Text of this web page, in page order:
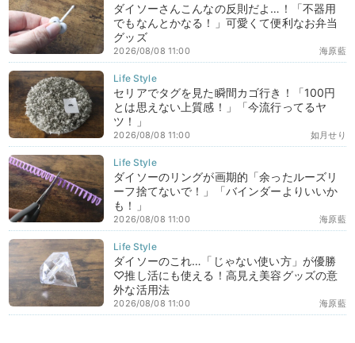
ダイソーさんこんなの反則だよ…！「不器用
でもなんとかなる！」可愛くて便利なお弁当
グッズ
海原藍
2026/08/08 11:00
セリアでタグを見た瞬間カゴ行き！「100円
とは思えない上質感！」「今流行ってるヤ
ツ！」
如月せり
2026/08/08 11:00
ダイソーのリングが画期的「余ったルーズリ
ーフ捨てないで！」「バインダーよりいいか
も！」
海原藍
2026/08/08 11:00
ダイソーのこれ…「じゃない使い方」が優勝
♡推し活にも使える！高見え美容グッズの意
外な活用法
海原藍
2026/08/08 11:00